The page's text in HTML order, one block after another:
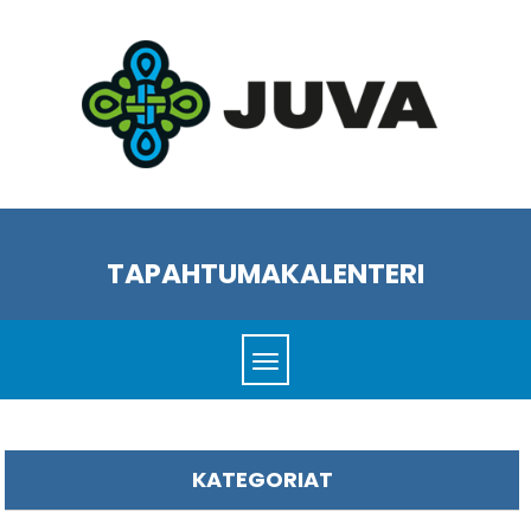
TAPAHTUMAKALENTERI
KATEGORIAT